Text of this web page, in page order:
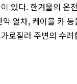
있다. 한겨울의
열차, 케이블 카
로질러 주변의 수